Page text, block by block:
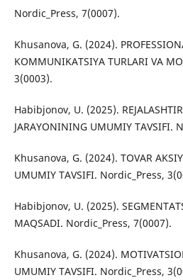
Nordic_Press, 7(0007).
Khusanova, G. (2024).
KOMMUNIKATSIYA TURLARI VA
3(0003).
Habibjonov, U. (2025).
JARAYONINING UMUMIY TAVSIFI.
Khusanova, G. (2024). TOVAR
UMUMIY TAVSIFI. Nordic_Press,
Habibjonov, U. (2025).
MAQSADI. Nordic_Press, 7(0007).
Khusanova, G. (2024).
UMUMIY TAVSIFI. Nordic_Press,